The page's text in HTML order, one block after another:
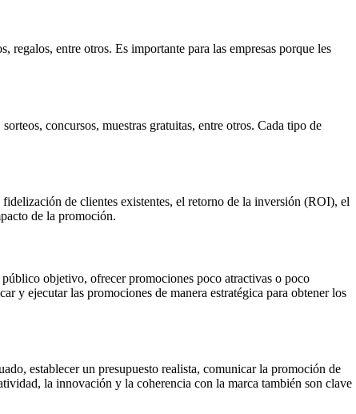
regalos, entre otros. Es importante para las empresas porque les
concursos, muestras gratuitas, entre otros. Cada tipo de
de clientes existentes, el retorno de la inversión (ROI), el
de la promoción.
objetivo, ofrecer promociones poco atractivas o poco
y ejecutar las promociones de manera estratégica para obtener los
establecer un presupuesto realista, comunicar la promoción de
la innovación y la coherencia con la marca también son clave